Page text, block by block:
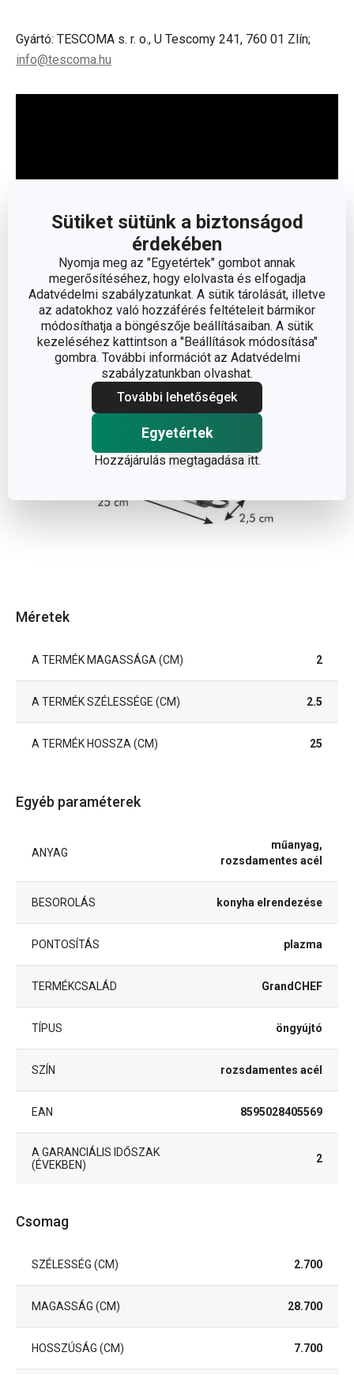
Sütiket sütünk a biztonságod
érdekében
Nyomja meg az "Egyetértek" gombot annak
megerősítéséhez, hogy elolvasta és elfogadja
Adatvédelmi szabályzatunkat. A sütik tárolását, illetve
az adatokhoz való hozzáférés feltételeit bármikor
módosíthatja a böngészője beállításaiban. A sütik
kezeléséhez kattintson a "Beállítások módosítása"
gombra. További információt az Adatvédelmi
szabályzatunkban olvashat.
További lehetőségek
Egyetértek
Hozzájárulás megtagadása itt.
Gyártó: TESCOMA s. r. o., U Tescomy 241, 760 01 Zlín;
info@tescoma.hu
Olvasson kevesebbet
Méretek
A TERMÉK MAGASSÁGA (CM) 2
A TERMÉK SZÉLESSÉGE (CM) 2.5
A TERMÉK HOSSZA (CM) 25
Egyéb paraméterek
ANYAG
műanyag,
rozsdamentes acél
BESOROLÁS konyha elrendezése
PONTOSÍTÁS plazma
TERMÉKCSALÁD GrandCHEF
TÍPUS öngyújtó
SZÍN rozsdamentes acél
EAN 8595028405569
A GARANCIÁLIS IDŐSZAK
(ÉVEKBEN)
2
Csomag
SZÉLESSÉG (CM) 2.700
MAGASSÁG (CM) 28.700
HOSSZÚSÁG (CM) 7.700